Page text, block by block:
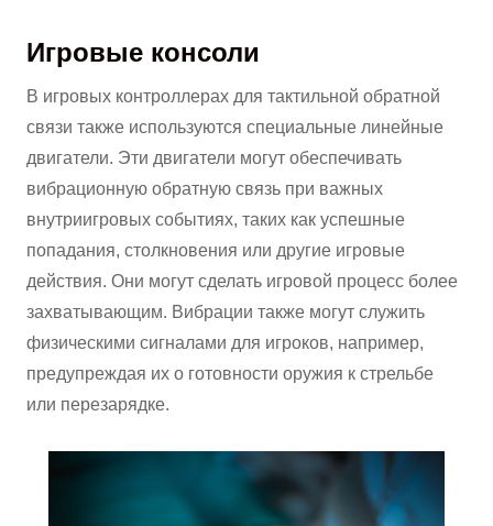
Игровые консоли
В игровых контроллерах для тактильной обратной
связи также используются специальные линейные
двигатели. Эти двигатели могут обеспечивать
вибрационную обратную связь при важных
внутриигровых событиях, таких как успешные
попадания, столкновения или другие игровые
действия. Они могут сделать игровой процесс более
захватывающим. Вибрации также могут служить
физическими сигналами для игроков, например,
предупреждая их о готовности оружия к стрельбе
или перезарядке.